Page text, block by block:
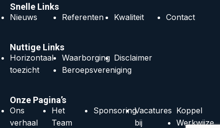
Snelle Links
Nieuws Referenten Kwaliteit Contact
Nuttige Links
Horizontaal
toezicht
Waarborging
Beroepsvereniging
Disclaimer
Onze Pagina’s
Ons
verhaal
Het
Team
SponsoringVacatures
bij
Koppel
Werkwijze